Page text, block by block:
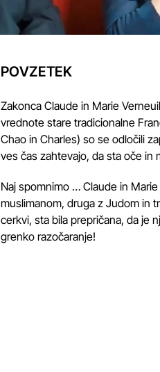
POVZETEK
Zakonca Claude in Marie
vrednote stare tradicionalne
Chao in Charles) so se odločili
ves čas zahtevajo, da sta oče in
Naj spomnimo … Claude in
muslimanom, druga z Judom in
cerkvi, sta bila prepričana, da je
grenko razočaranje!